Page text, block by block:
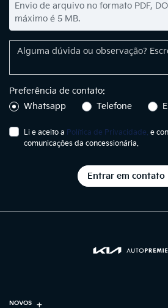
Envio de arquivo no formato PDF,
máximo é 5 MB.
Preferência de contato:
Whatsapp
Telefone
Li e aceito a Política de Privacidade. e
comunicações da concessionária.
Entrar em contato
NOVOS